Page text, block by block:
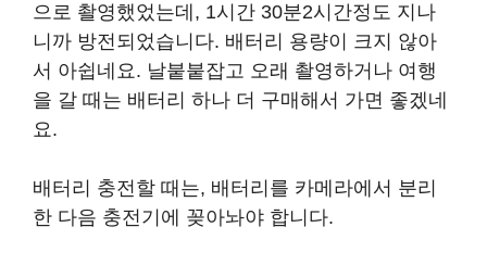
으로 촬영했었는데, 1시간 30분2시간정도 지나
니까 방전되었습니다. 배터리 용량이 크지 않아
서 아쉽네요. 날붙붙잡고 오래 촬영하거나 여행
을 갈 때는 배터리 하나 더 구매해서 가면 좋겠네
요.
배터리 충전할 때는, 배터리를 카메라에서 분리
한 다음 충전기에 꽂아놔야 합니다.